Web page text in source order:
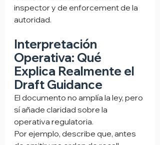
inspector y de enforcement de la
autoridad.
Interpretación
Operativa: Qué
Explica Realmente el
Draft Guidance
El documento no amplía la ley, pero
sí añade claridad sobre la
operativa regulatoria.
Por ejemplo, describe que, antes